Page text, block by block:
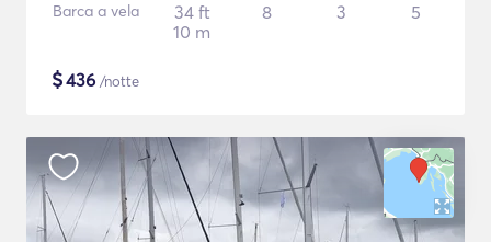
Barca a vela
34 ft
10 m
8 3 5
$436 /notte